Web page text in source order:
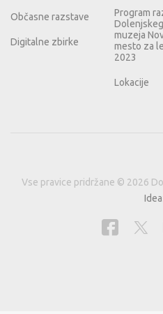
Občasne razstave
Digitalne zbirke
Program
muzeja
mesto za
2023
Lokacije
Vse pravice pridržane © 2026